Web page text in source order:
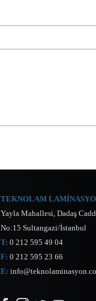
TEKNOLAM
Yayla Mahallesi, Dadaş
No:15 Sultangazi/İstanbul
T: 0 212 595 49 04
F: 0 212 595 23 66
E: